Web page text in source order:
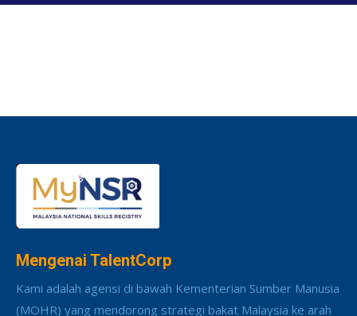
Mengenai TalentCorp
Kami adalah agensi di bawah Kementerian Sumber Manusia
(MOHR) yang mendorong strategi bakat Malaysia ke arah